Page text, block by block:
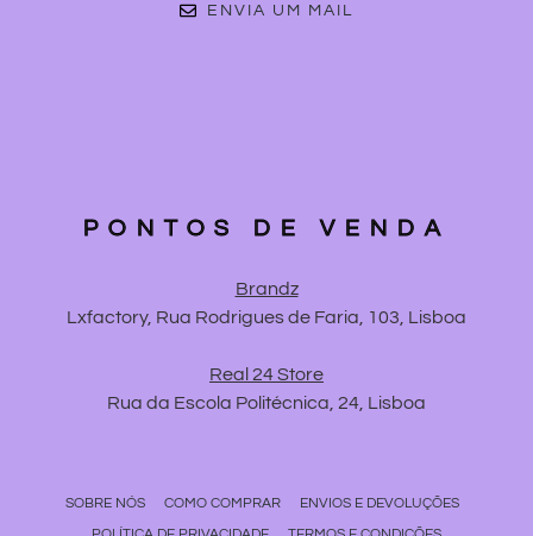
ENVIA UM MAIL
PONTOS DE VENDA
Brandz
Lxfactory, Rua Rodrigues de Faria, 103, Lisboa
Real 24 Store
Rua da Escola Politécnica, 24, Lisboa
SOBRE NÓS COMO COMPRAR
ENVIOS E DEVOLUÇÕES